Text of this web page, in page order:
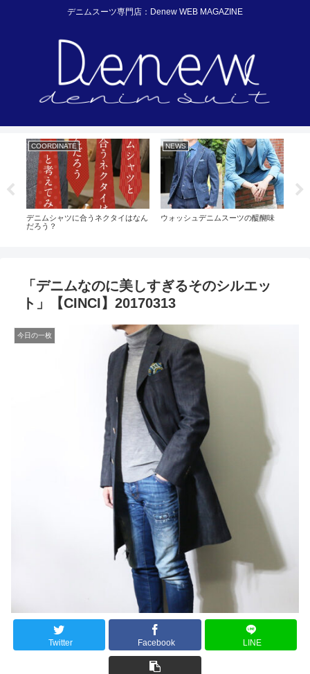
デニムスーツ専門店：Denew WEB MAGAZINE
COORDINATE
デニムシャツに合うネクタイはなん
だろう？
NEWS
ウォッシュデニムスーツの醍醐味
「デニムなのに美しすぎるそのシルエッ
ト」【CINCI】20170313
今日の一枚
Twitter Facebook LINE